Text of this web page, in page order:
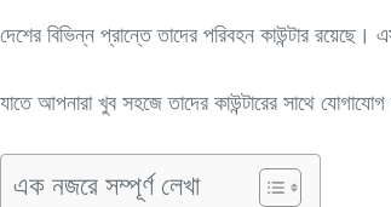
দেশের বিভিন্ন প্রান্তে তাদের পরিবহন কাউন্টার
যাতে আপনারা খুব সহজে তাদের কাউন্টারের সাথে
এক নজরে সম্পূর্ণ লেখা